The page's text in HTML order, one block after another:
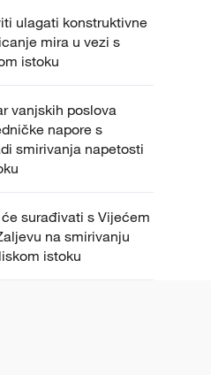
ulagati konstruktivne
mira u vezi s
istoku
vanjskih poslova
napore s
smirivanja napetosti
surađivati s Vijećem
na smirivanju
istoku